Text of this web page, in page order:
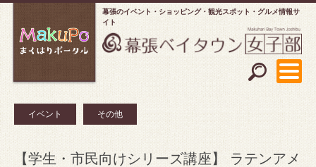
幕張のイベント・ショッピング
観光スポット・グルメ情報サ
イト
イベント その他
【学生・市民向けシリーズ講座】 ラテンアメ